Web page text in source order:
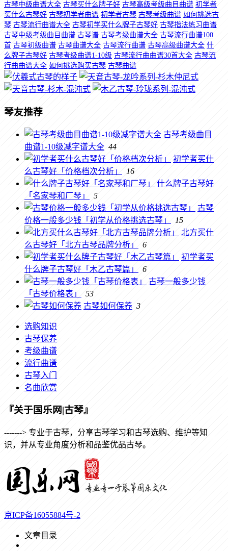
古琴中级曲谱大全 古琴买什么牌子好 古琴高级考级曲目曲谱 初学者
买什么古琴好 古琴初学者曲谱 初学者古琴 古琴考级曲谱 如何挑选古
琴 古琴流行曲谱大全 古琴初学买什么牌子古琴好 古琴指法练习曲谱
古琴中级考级曲目曲谱 古琴谱 古琴考级曲谱大全 古琴流行曲谱100
首 古琴初级曲谱 古琴曲谱大全 古琴流行曲谱 古琴高级曲谱大全 什
么牌子古琴好 古琴考级曲谱1-10级 古琴流行曲曲谱30首大全 古琴流
行曲曲谱大全 如何挑选购买古琴 古琴曲谱
琴友推荐
古琴考级曲目
曲谱1-10级减字谱大全 44
初学者买什
么古琴好「价格档次分析」
16
什么牌子古琴好
「名家琴和厂琴」
5
古琴
价格一般多少钱「初学从价格挑选古琴」
15
北方买什
么古琴好「北方古琴品牌分析」
6
初学者买
什么牌子古琴好「木乙古琴篇」
6
古琴一般多少钱
「古琴价格表」
53
古琴如何保养 3
选购知识
古琴保养
考级曲谱
流行曲谱
古琴入门
名曲欣赏
『关于国乐网|古琴』
-------> 专业于古琴，分享古琴学习和古琴选购、维护等知
识，并从专业角度分析和品鉴优品古琴。
京ICP备16055884号-2
文章目录